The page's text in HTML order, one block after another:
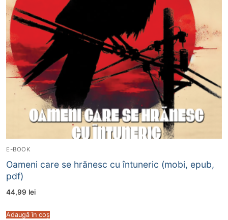
E-BOOK
Oameni care se hrănesc cu întuneric (mobi, epub,
pdf)
44,99 lei
Adaugă în coș